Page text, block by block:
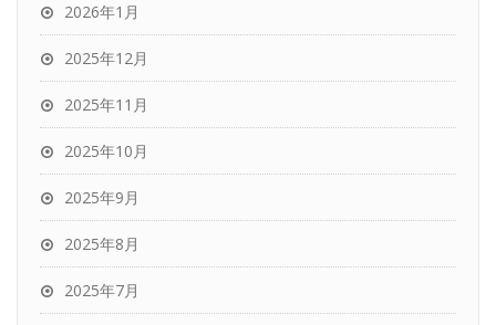
2026年1月
2025年12月
2025年11月
2025年10月
2025年9月
2025年8月
2025年7月